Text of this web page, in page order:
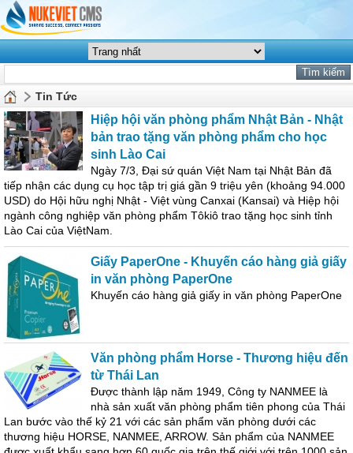
Tin Tức
Hiệp hội văn phòng phẩm Nhật Bản - Nhật
bản trao tặng văn phòng phẩm cho học
sinh Lào Cai
Ngày 7/3, Đại sứ quán Việt Nam tại Nhật Bản đã
tiếp nhận các dụng cụ học tập trị giá gần 9 triệu yên (khoảng 94.000
USD) do Hội hữu nghị Nhật - Việt vùng Canxai (Kansai) và Hiệp hội
ngành công nghiệp văn phòng phẩm Tôkiô trao tặng học sinh tỉnh
Lào Cai của ViệtNam.
Giấy PaperOne - Khuyến cáo hàng giả giấy
in văn phòng PaperOne
Khuyến cáo hàng giả giấy in văn phòng PaperOne
Văn phòng phẩm Horse - Thương hiệu đến
từ Thái Lan
Được thành lập năm 1949, Công ty NANMEE là
nhà sản xuất văn phòng phẩm tiên phong của Thái
Lan bước vào thế kỷ 21 với các sản phẩm văn phòng dưới các
thương hiệu HORSE, NANMEE, ARROW. Sản phẩm của NANMEE